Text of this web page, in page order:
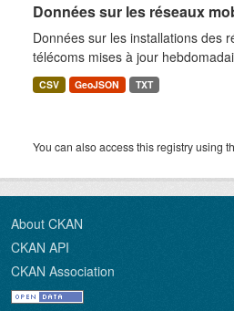
Données sur les réseaux
Données sur les installations des
télécoms mises à jour
CSV GeoJSON TXT
You can also access this registry using
About CKAN
CKAN API
CKAN Association